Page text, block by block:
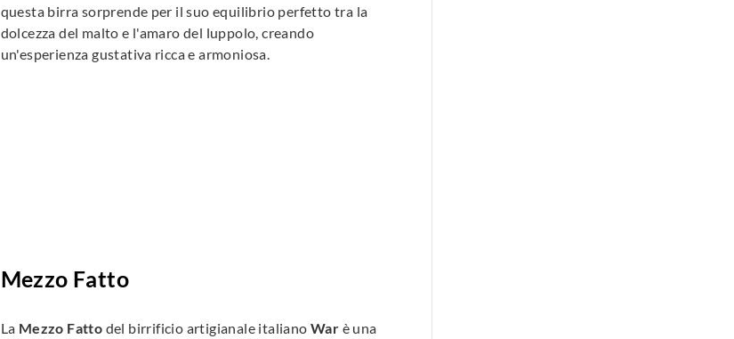
questa birra sorprende per il suo equilibrio perfetto tra la
dolcezza del malto e l'amaro del luppolo, creando
un'esperienza gustativa ricca e armoniosa.
Mezzo Fatto
La Mezzo Fatto del birrificio artigianale italiano War è una